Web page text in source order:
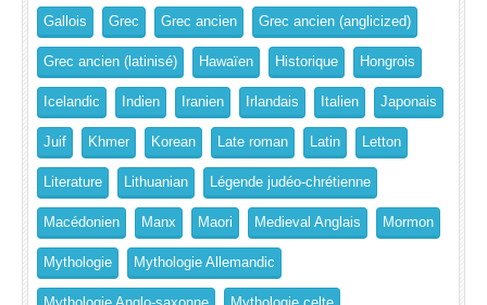
Gallois Grec Grec ancien Grec ancien (anglicized)
Grec ancien (latinisé) Hawaïen Historique Hongrois
Icelandic Indien Iranien Irlandais Italien Japonais
Juif Khmer Korean Late roman Latin Letton
Literature Lithuanian Légende judéo-chrétienne
Macédonien Manx Maori Medieval Anglais Mormon
Mythologie Mythologie Allemandic